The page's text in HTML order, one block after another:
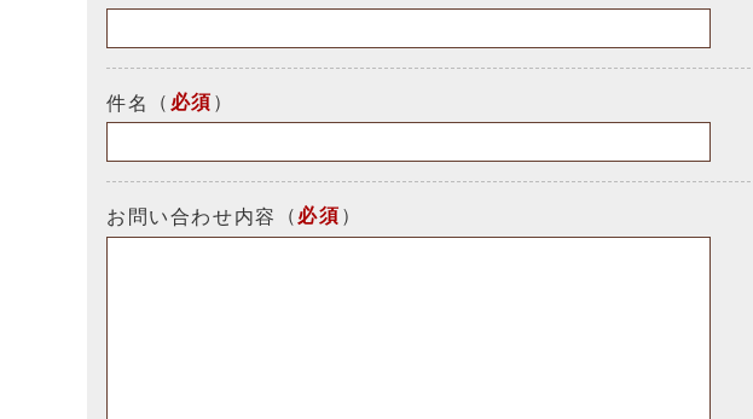
件名 （ 必須 ）
お問い合わせ内容 （ 必須 ）